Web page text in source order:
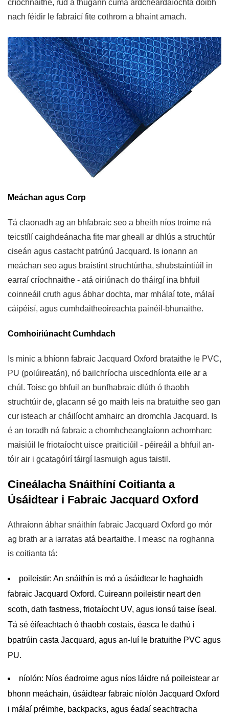
críochnaithe, rud a thugann cuma ardcheardaíochta dóibh
nach féidir le fabraicí fite cothrom a bhaint amach.
Meáchan agus Corp
Tá claonadh ag an bhfabraic seo a bheith níos troime ná
teicstílí caighdeánacha fite mar gheall ar dhlús a struchtúr
ciseán agus castacht patrúnú Jacquard. Is ionann an
meáchan seo agus braistint struchtúrtha, shubstaintiúil in
earraí críochnaithe - atá oiriúnach do tháirgí ina bhfuil
coinneáil cruth agus ábhar dochta, mar mhálaí tote, málaí
cáipéisí, agus cumhdaitheoireachta painéil-bhunaithe.
Comhoiriúnacht Cumhdach
Is minic a bhíonn fabraic Jacquard Oxford brataithe le PVC,
PU (polúireatán), nó bailchríocha uiscedhíonta eile ar a
chúl. Toisc go bhfuil an bunfhabraic dlúth ó thaobh
struchtúir de, glacann sé go maith leis na bratuithe seo gan
cur isteach ar cháilíocht amhairc an dromchla Jacquard. Is
é an toradh ná fabraic a chomhcheanglaíonn achomharc
maisiúil le friotaíocht uisce praiticiúil - péireáil a bhfuil an-
tóir air i gcatagóirí táirgí lasmuigh agus taistil.
Cineálacha Snáithíní Coitianta a
Úsáidtear i Fabraic Jacquard Oxford
Athraíonn ábhar snáithín fabraic Jacquard Oxford go mór
ag brath ar a iarratas atá beartaithe. I measc na roghanna
is coitianta tá:
poileistir: An snáithín is mó a úsáidtear le haghaidh
fabraic Jacquard Oxford. Cuireann poileistir neart den
scoth, dath fastness, friotaíocht UV, agus ionsú taise íseal.
Tá sé éifeachtach ó thaobh costais, éasca le dathú i
bpatrúin casta Jacquard, agus an-luí le bratuithe PVC agus
PU.
níolón: Níos éadroime agus níos láidre ná poileistear ar
bhonn meáchain, úsáidtear fabraic níolón Jacquard Oxford
i málaí préimhe, backpacks, agus éadaí seachtracha